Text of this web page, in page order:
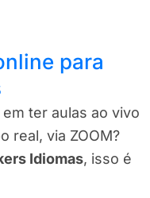
para
ter aulas ao vivo
real, via ZOOM?
Idiomas, isso é